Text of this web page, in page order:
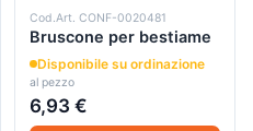
Cod.Art. CONF-0020481
Bruscone per bestiame
Disponibile su ordinazione
al pezzo
6,93 €